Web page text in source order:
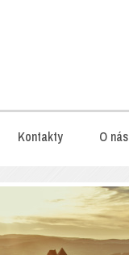
Kontakty O nás